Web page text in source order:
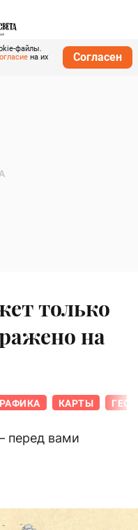
файлы.
на их
Согласен
только
на
КАРТЫ
перед вами